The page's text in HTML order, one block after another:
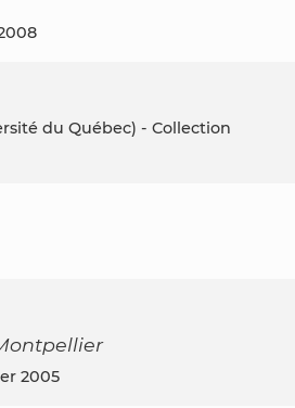
du Québec) - Collection
2005